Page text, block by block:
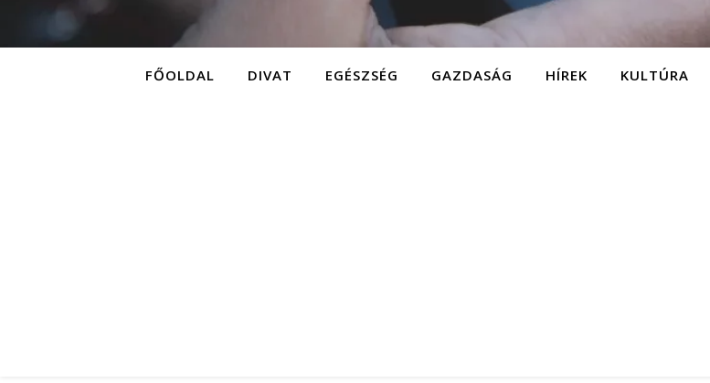
FŐOLDAL DIVAT EGÉSZSÉG GAZDASÁG HÍREK KULTÚRA